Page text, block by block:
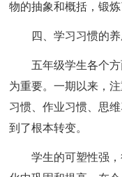
物的抽象和概括，锻
四、学习习惯的
五年级学生各个
为重要。一期以来，
习惯、作业习惯、思
到了根本转变。
学生的可塑性强